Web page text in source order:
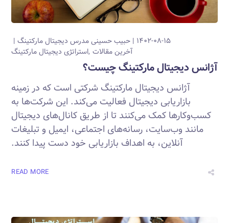
۱۴۰۲-۰۸-۱۵ حبیب حسینیمدرس دیجیتال مارکتینگ
آخرین مقالات استراتژی دیجیتال مارکتینگ
آژانس دیجیتال مارکتینگ چیست؟
آژانس دیجیتال مارکتینگ شرکتی است که در زمینه
بازاریابی دیجیتال فعالیت می‌کند. این شرکت‌ها به
کسب‌وکارها کمک می‌کنند تا از طریق کانال‌های دیجیتال
مانند وب‌سایت، رسانه‌های اجتماعی، ایمیل و تبلیغات
آنلاین، به اهداف بازاریابی خود دست پیدا کنند.
READ MORE